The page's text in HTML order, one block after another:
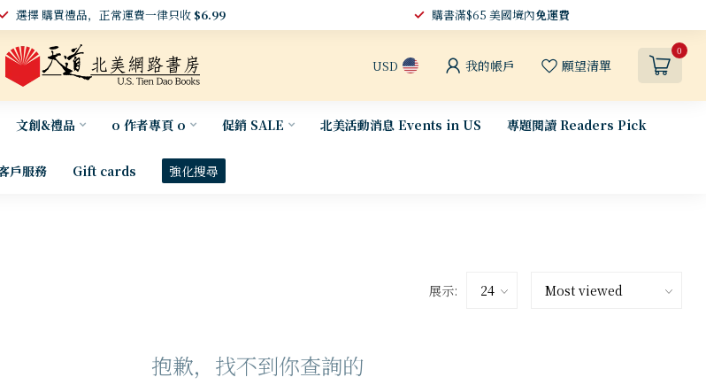
選擇 購買禮品，正常運費一律只收 $6.99 購書滿$65 美國境內免運費
USD 我的帳戶 願望清單
0
文創&禮品 o 作者專頁 o 促銷 SALE 北美活動消息 Events in US 專題閱讀 Readers Pick
戶服務 Gift cards 強化搜尋
展示:
抱歉，找不到你查詢的